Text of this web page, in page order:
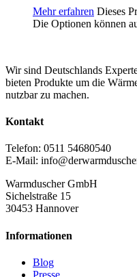
Mehr erfahren Dieses
Die Optionen können
Wir sind Deutschlands
bieten Produkte um die
nutzbar zu machen.
Kontakt
Telefon: 0511 54680540
E-Mail:
Warmduscher GmbH
Sichelstraße 15
30453 Hannover
Informationen
Blog
Presse